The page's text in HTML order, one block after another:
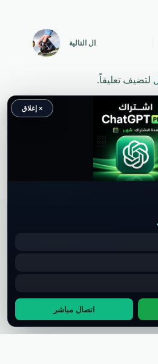
ال التالية
لتضيف تعليقاً.
لموقع ويكي موب
× إغلاق
اتصال مباشر